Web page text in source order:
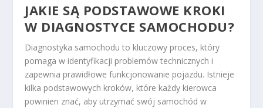
JAKIE SĄ PODSTAWOWE KROKI
W DIAGNOSTYCE SAMOCHODU?
Diagnostyka samochodu to kluczowy proces, który
pomaga w identyfikacji problemów technicznych i
zapewnia prawidłowe funkcjonowanie pojazdu. Istnieje
kilka podstawowych kroków, które każdy kierowca
powinien znać, aby utrzymać swój samochód w